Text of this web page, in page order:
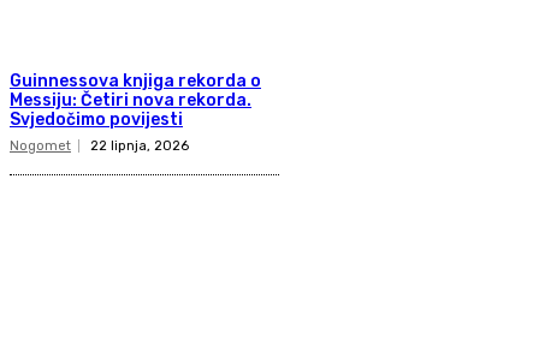
Guinnessova knjiga rekorda o
Messiju: Četiri nova rekorda.
Svjedočimo povijesti
Nogomet 22 lipnja, 2026